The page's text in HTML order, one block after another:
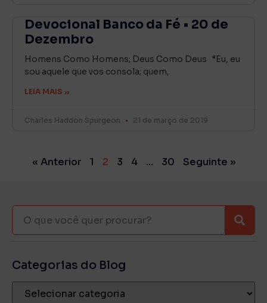
Devocional Banco da Fé • 20 de
Dezembro
Homens Como Homens; Deus Como Deus “Eu, eu
sou aquele que vos consola; quem,
LEIA MAIS »
Charles Haddon Spurgeon 21 de março de 2019
« Anterior 1 2 3 4 … 30 Seguinte »
Categorias do Blog